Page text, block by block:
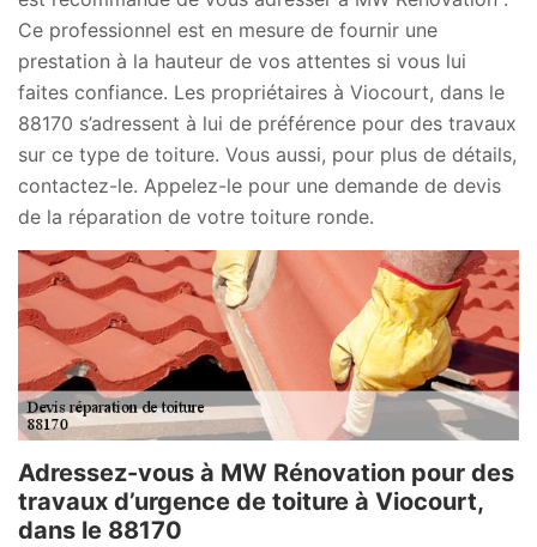
Ce professionnel est en mesure de fournir une
prestation à la hauteur de vos attentes si vous lui
faites confiance. Les propriétaires à Viocourt, dans le
88170 s’adressent à lui de préférence pour des travaux
sur ce type de toiture. Vous aussi, pour plus de détails,
contactez-le. Appelez-le pour une demande de devis
de la réparation de votre toiture ronde.
Adressez-vous à MW Rénovation pour des
travaux d’urgence de toiture à Viocourt,
dans le 88170